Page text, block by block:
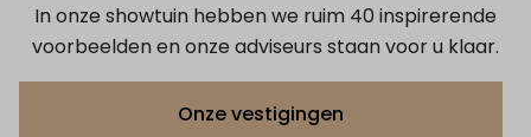
In onze showtuin hebben we ruim 40 inspirerende
voorbeelden en onze adviseurs staan voor u klaar.
Onze vestigingen